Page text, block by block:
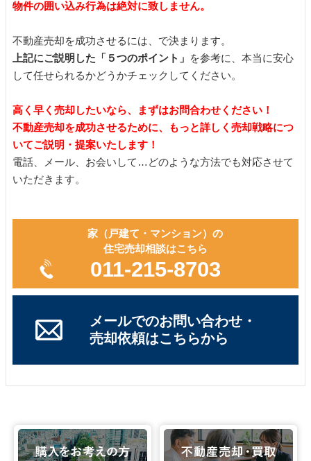
物件の囲い込み行為は絶対に致しません。
不動産売却を成功させるには、で決まります。
上記にご説明した「５つのポイント」 を参考に、本当に安心
して任せられるかどうかチェックしてください。
高く早く売却したいなら、まずはお問合わせください！
不動産売却を成功させるために、もっと詳しく売却戦略につ
いてご説明・提案いたします！
電話、メール、お会いして…どのような方法でも対応させて
いただきます。
家（戸建て・マンション）の
住宅売却相談はこちら
011-215-8703
メールでのお問い合わせ・
売却依頼はこちらから